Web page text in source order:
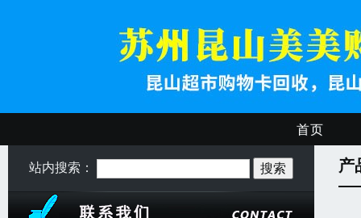
首页
站内搜索： 产